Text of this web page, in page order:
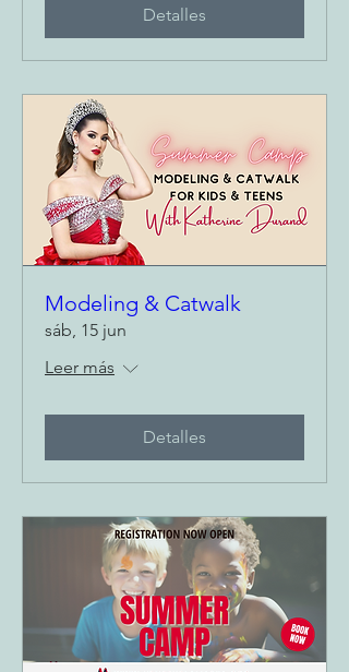
Detalles
Modeling & Catwalk
sáb, 15 jun
Leer más
Detalles